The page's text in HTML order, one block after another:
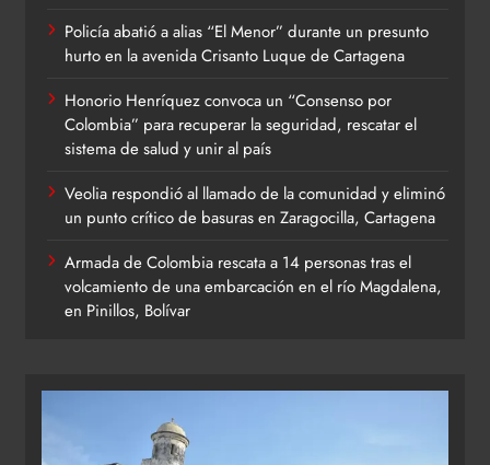
Policía abatió a alias “El Menor” durante un presunto
hurto en la avenida Crisanto Luque de Cartagena
Honorio Henríquez convoca un “Consenso por
Colombia” para recuperar la seguridad, rescatar el
sistema de salud y unir al país
Veolia respondió al llamado de la comunidad y eliminó
un punto crítico de basuras en Zaragocilla, Cartagena
Armada de Colombia rescata a 14 personas tras el
volcamiento de una embarcación en el río Magdalena,
en Pinillos, Bolívar